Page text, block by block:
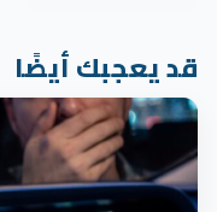
قد يعجبك أيضًا